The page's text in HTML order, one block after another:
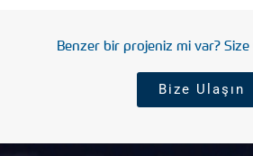
Benzer bir projeniz mi var? Size
Bize Ulaşın